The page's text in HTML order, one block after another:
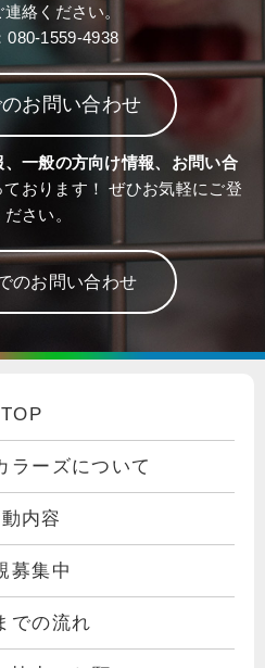
絡ください。
080-1559-4938
お問い合わせ
一般の方向け情報、お問い合
ております！ ぜひお気軽にご登
さい。
のお問い合わせ
TOP
ラーズについて
内容
募集中
での流れ